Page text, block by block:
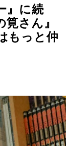
』に続
さん』
もっと仲